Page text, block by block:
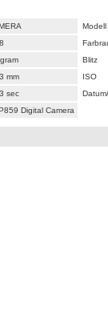
Modell
Blitz
mm
ISO
sec
Digital Camera